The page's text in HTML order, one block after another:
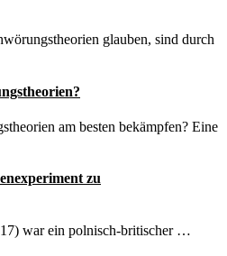
glauben, sind durch
am besten bekämpfen? Eine
zu
war ein polnisch-britischer …